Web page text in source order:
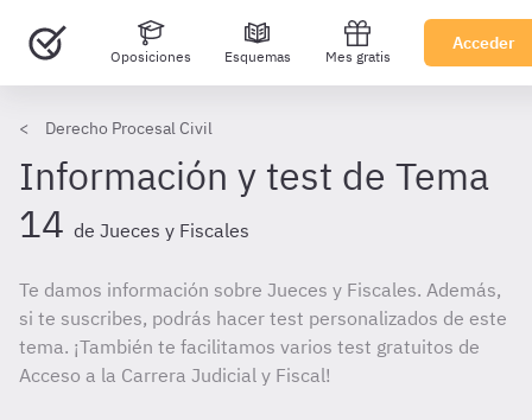
Oposiciones Esquemas Mes gratis
Acceder
Derecho Procesal Civil
Información y test de Tema
14 de Jueces y Fiscales
Te damos información sobre Jueces y Fiscales. Además,
si te suscribes, podrás hacer test personalizados de este
tema. ¡También te facilitamos varios test gratuitos de
Acceso a la Carrera Judicial y Fiscal!